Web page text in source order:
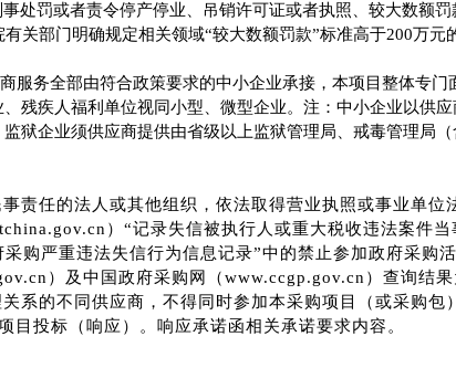
处罚或者责令停产停业、吊销许可证或者执照、较大数额
关部门明确规定相关领域“较大数额罚款”标准高于200万元
服务全部由符合政策要求的中小企业承接，本项目整体专门
残疾人福利单位视同小型、微型企业。注：中小企业以供
狱企业须供应商提供由省级以上监狱管理局、戒毒管理局
责任的法人或其他组织，依法取得营业执照或事业单位
） “记录失信被执行人或重大税收违法案件
采购严重违法失信行为信息记录”中的禁止参加政府采购
）及中国政府采购网 （www.ccgp.gov.cn ） 查询结
系的不同供应商，不得同时参加本采购项目（或采购
目投标（响应）。 响应承诺函相关承诺要求内容 。